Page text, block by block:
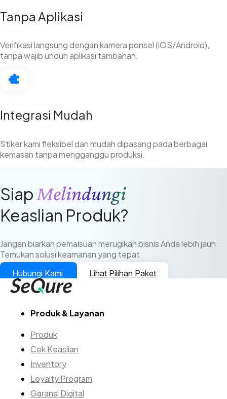
Tanpa Aplikasi
Verifikasi langsung dengan kamera ponsel (iOS/Android),
tanpa wajib unduh aplikasi tambahan.
Integrasi Mudah
Stiker kami fleksibel dan mudah dipasang pada berbagai
kemasan tanpa mengganggu produksi.
SiapMelindungi
Keaslian Produk?
Jangan biarkan pemalsuan merugikan bisnis Anda lebih jauh.
Temukan solusi keamanan yang tepat
Hubungi Kami Lihat Pilihan Paket
Produk & Layanan
Produk
Cek Keaslian
Inventory
Loyalty Program
Garansi Digital